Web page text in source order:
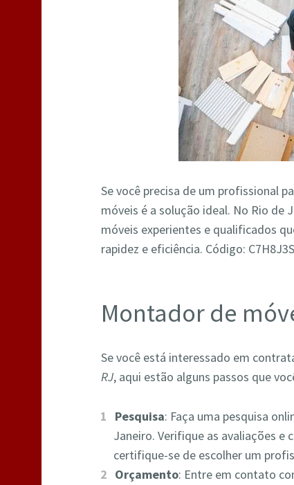
Se você precisa de um profissional
móveis é a solução ideal. No Rio
móveis experientes e qualificados
rapidez e eficiência. Código:
Montador de
Se você está interessado em
RJ, aqui estão alguns passos que
Pesquisa: Faça uma pesquisa
Janeiro. Verifique as avaliações
certifique-se de escolher um
Orçamento: Entre em contato